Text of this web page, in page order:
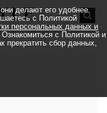
делают его удобнее.
с Политикой
персональных данных и
Ознакомиться с Политикой и
прекратить сбор данных,